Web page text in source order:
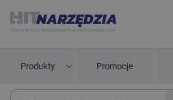
Produkty Promocje